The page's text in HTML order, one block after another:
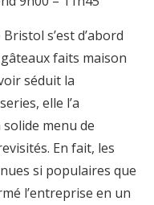
s’est d’abord
faits maison
séduit la
elle l’a
menu de
En fait, les
si populaires que
l’entreprise en un